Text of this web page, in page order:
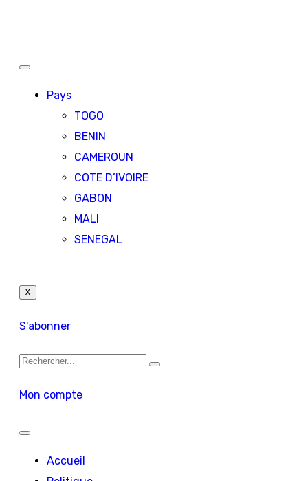
Pays
TOGO
BENIN
CAMEROUN
COTE D’IVOIRE
GABON
MALI
SENEGAL
X
S'abonner
Mon compte
Accueil